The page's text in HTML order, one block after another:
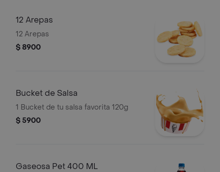
12 Arepas
12 Arepas
$ 8900
Bucket de Salsa
1 Bucket de tu salsa favorita 120g
$ 5900
Gaseosa Pet 400 ML